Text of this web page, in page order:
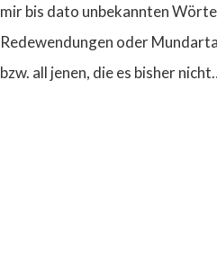
mir bis dato unbekannten
Redewendungen oder
bzw. all jenen, die es bisher